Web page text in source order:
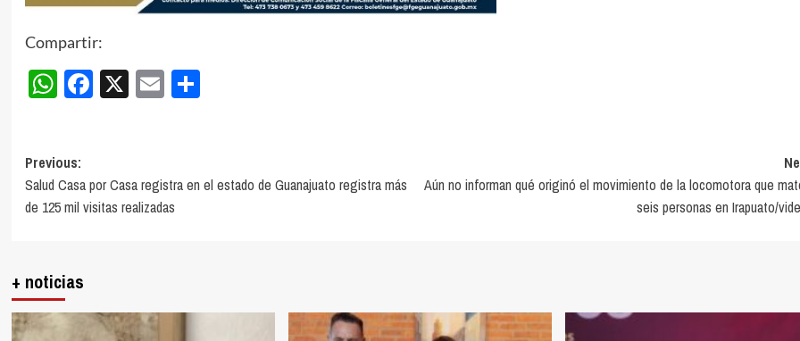
Compartir:
WhatsApp
Facebook
X EmailCompartir
Post
navigation
Previous:
Salud Casa por Casa registra en el estado de Guanajuato registra más
de 125 mil visitas realizadas
Aún no informan qué originó el movimiento de la locomotora que
seis personas en Irapuato/
+ noticias